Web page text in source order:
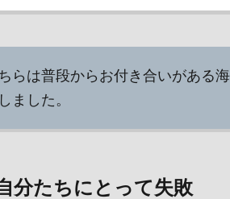
らは普段からお付き合いがある
ました。
分たちにとって失敗